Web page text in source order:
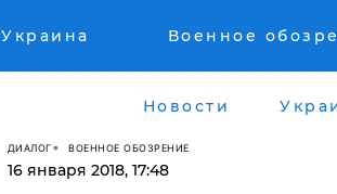
Украина Военное
Новости
ДИАЛОГ ВОЕННОЕ ОБОЗРЕНИЕ
16 января 2018, 17:48